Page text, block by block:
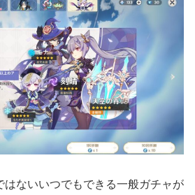
はないいつでもできる一般ガチャが